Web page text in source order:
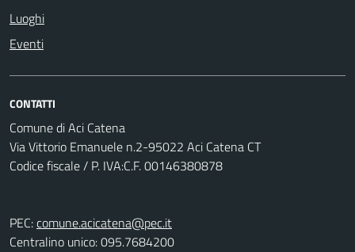
Luoghi
Eventi
CONTATTI
Comune di Aci Catena
Via Vittorio Emanuele n.2-95022 Aci Catena CT
Codice fiscale / P. IVA:C.F. 00146380878
PEC:comune.acicatena@pec.it
Centralino unico: 095.7684200